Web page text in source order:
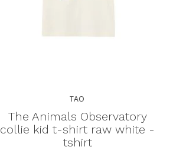
TAO
The Animals Observatory
collie kid t-shirt raw white -
tshirt